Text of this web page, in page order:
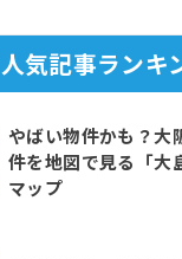
人気記事ランキ
やばい物件かも？大
件を地図で見る「大
マップ